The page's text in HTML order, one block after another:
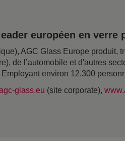
européen en verre
AGC Glass Europe produit,
de l’automobile et d'autres
environ 12.300
glass.eu (site corporate),